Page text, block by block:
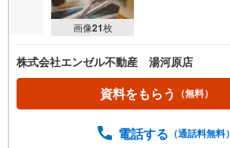
画像21枚
株式会社エンゼル不動産 湯河原店
資料をもらう （無料）
電話する （通話料無料）